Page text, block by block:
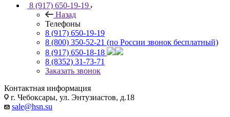
8 (917) 650-19-19
Назад
Телефоны
8 (917) 650-19-19
8 (800) 350-52-21 (по России звонок бесплатный)
8 (917) 650-18-18
8 (8352) 31-73-71
Заказать звонок
Контактная информация
г. Чебоксары, ул. Энтузиастов, д.18
sale@hsn.su